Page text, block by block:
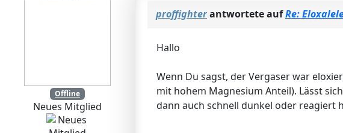
Offline
Neues Mitglied
proffighterantwortete aufRe:
Hallo
Wenn Du sagst, der Vergaser war
mit hohem Magnesium Anteil). Lässt
dann auch schnell dunkel oder reagiert